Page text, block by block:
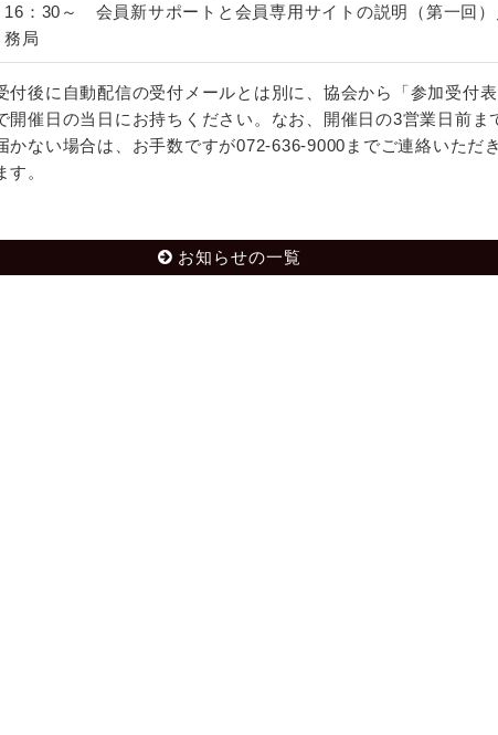
16：30～ 会員新サポートと会員専用サイトの説明（第一回）
務局
付後に自動配信の受付メールとは別に、協会から「参加受付
開催日の当日にお持ちください。なお、開催日の3営業日前ま
かない場合は、お手数ですが072-636-9000までご連絡いただ
。
お知らせの一覧